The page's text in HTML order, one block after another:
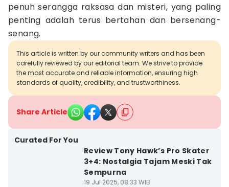
penuh serangga raksasa dan misteri, yang paling
penting adalah terus bertahan dan bersenang-
senang.
This article is written by our community writers and has been
carefully reviewed by our editorial team. We strive to provide
the most accurate and reliable information, ensuring high
standards of quality, credibility, and trustworthiness.
Share Article
Curated For You
Review Tony Hawk’s Pro Skater
3+4: Nostalgia Tajam Meski Tak
Sempurna
19 Jul 2025, 08:33 WIB